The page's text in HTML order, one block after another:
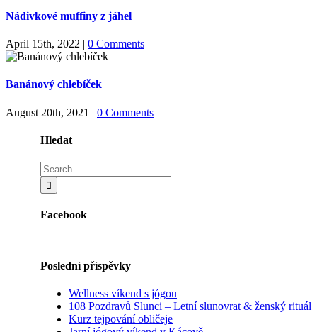
Nádivkové muffiny z jáhel
April 15th, 2022 | 0 Comments
Banánový chlebíček
August 20th, 2021 | 0 Comments
Hledat
Search
for:
Facebook
Poslední příspěvky
Wellness víkend s jógou
108 Pozdravů Slunci – Letní slunovrat & ženský rituál
Kurz tejpování obličeje